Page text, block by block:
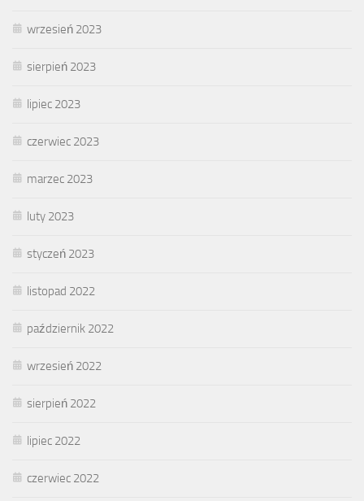
wrzesień 2023
sierpień 2023
lipiec 2023
czerwiec 2023
marzec 2023
luty 2023
styczeń 2023
listopad 2022
październik 2022
wrzesień 2022
sierpień 2022
lipiec 2022
czerwiec 2022